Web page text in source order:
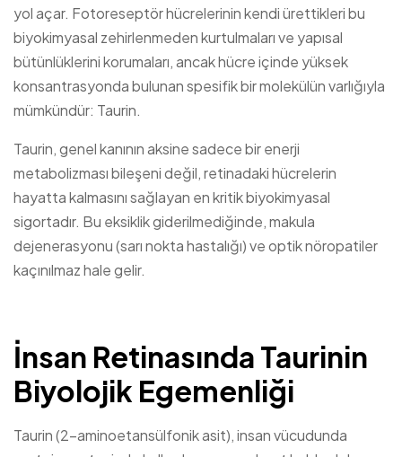
yol açar. Fotoreseptör hücrelerinin kendi ürettikleri bu
biyokimyasal zehirlenmeden kurtulmaları ve yapısal
bütünlüklerini korumaları, ancak hücre içinde yüksek
konsantrasyonda bulunan spesifik bir molekülün varlığıyla
mümkündür: Taurin.
Taurin, genel kanının aksine sadece bir enerji
metabolizması bileşeni değil, retinadaki hücrelerin
hayatta kalmasını sağlayan en kritik biyokimyasal
sigortadır. Bu eksiklik giderilmediğinde, makula
dejenerasyonu (sarı nokta hastalığı) ve optik nöropatiler
kaçınılmaz hale gelir.
İnsan Retinasında Taurinin
Biyolojik Egemenliği
Taurin (2-aminoetansülfonik asit), insan vücudunda